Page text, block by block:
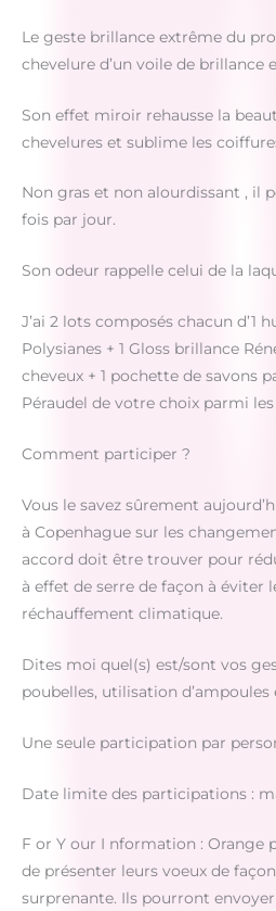
Le geste brillance extrême du
chevelure d’un voile de brillance
Son effet miroir rehausse la
chevelures et sublime les
Non gras et non alourdissant , il
fois par jour.
Son odeur rappelle celui de la
J’ai 2 lots composés chacun d’1
Polysianes + 1 Gloss brillance
cheveux + 1 pochette de savons
Péraudel de votre choix parmi
Comment participer ?
Vous le savez sûrement
à Copenhague sur les
accord doit être trouver pour
à effet de serre de façon à éviter
réchauffement climatique.
Dites moi quel(s) est/sont vos
poubelles, utilisation d’ampoules
Une seule participation par
Date limite des participations :
F or Y our I nformation : Orange
de présenter leurs voeux de
surprenante. Ils pourront